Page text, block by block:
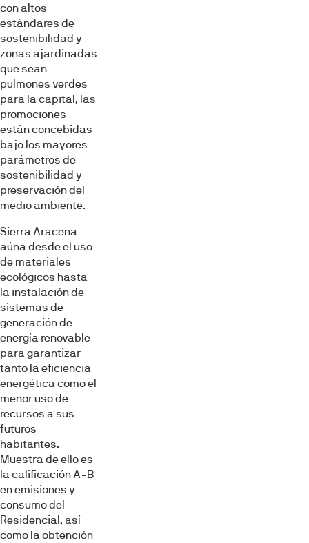
con altos
estándares de
sostenibilidad y
zonas ajardinadas
que sean
pulmones verdes
para la capital, las
promociones
están concebidas
bajo los mayores
parámetros de
sostenibilidad y
preservación del
medio ambiente.
Sierra Aracena
aúna desde el uso
de materiales
ecológicos hasta
la instalación de
sistemas de
generación de
energía renovable
para garantizar
tanto la eficiencia
energética como el
menor uso de
recursos a sus
futuros
habitantes.
Muestra de ello es
la calificación A-B
en emisiones y
consumo del
Residencial, así
como la obtención